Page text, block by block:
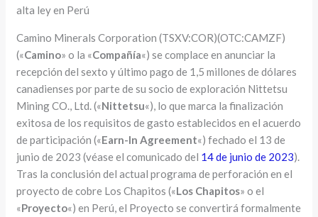
alta ley en Perú
Camino Minerals Corporation (TSXV:COR)(OTC:CAMZF)
(«Camino» o la «Compañía«) se complace en anunciar la
recepción del sexto y último pago de 1,5 millones de dólares
canadienses por parte de su socio de exploración Nittetsu
Mining CO., Ltd. («Nittetsu«), lo que marca la finalización
exitosa de los requisitos de gasto establecidos en el acuerdo
de participación («Earn-In Agreement«) fechado el 13 de
junio de 2023 (véase el comunicado del 14 de junio de 2023).
Tras la conclusión del actual programa de perforación en el
proyecto de cobre Los Chapitos («Los Chapitos» o el
«Proyecto«) en Perú, el Proyecto se convertirá formalmente